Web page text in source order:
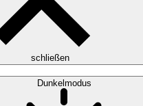
schließen
Dunkelmodus